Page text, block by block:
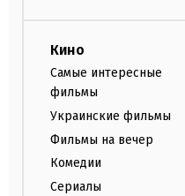
Кино
Самые интересные
фильмы
Украинские фильмы
Фильмы на вечер
Комедии
Сериалы